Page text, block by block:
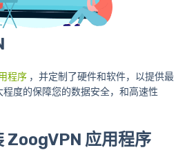
程序 ，并定制了硬件和软件，以提供最
度的保障您的数据安全，和高速性
ZoogVPN 应用程序